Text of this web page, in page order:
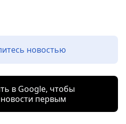
новостью
в Google, чтобы
первым